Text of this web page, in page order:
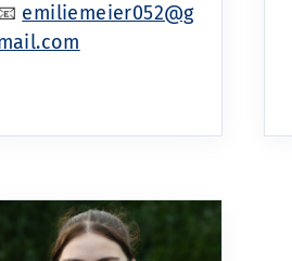
emiliemeier052@g